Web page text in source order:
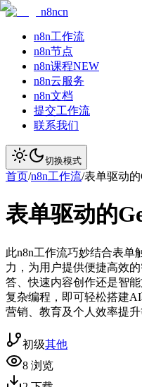
n8ncn
n8n工作流
n8n节点
n8n课程NEW
n8n云服务
n8n文档
提交工作流
联系我们
切换模式
首页/n8n工作流/表单驱动
表单驱动的
此n8n工作流巧妙结合表单
力，为用户提供便捷高效
答、快速内容创作还是智
复杂编程，即可轻松搭建
营销、教育及个人效率提升
初级其他
8 浏览